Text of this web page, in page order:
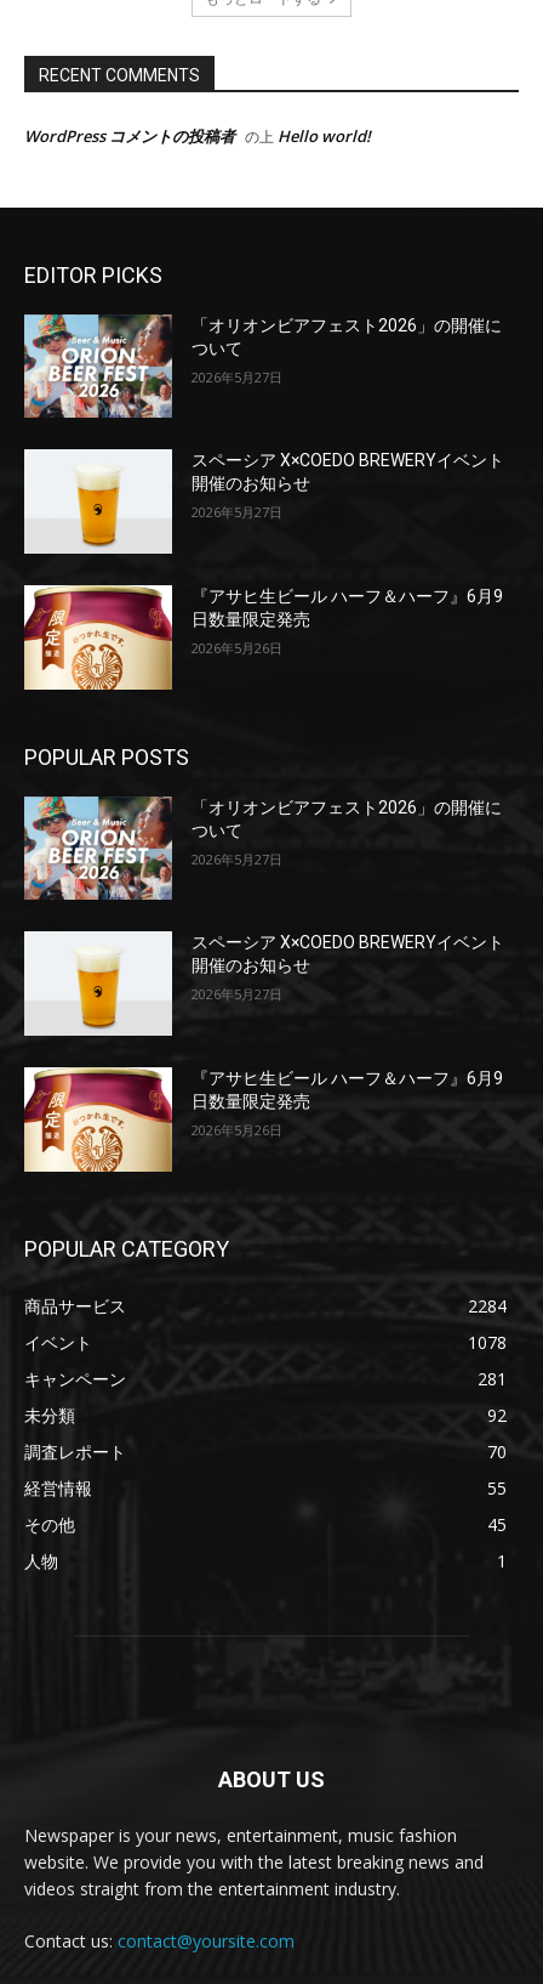
EDITOR PICKS
「オリオンビアフェスト2026」の開催に
ついて
2026年5月27日
スペーシア X×COEDO BREWERYイベント
開催のお知らせ
2026年5月27日
『アサヒ生ビール ハーフ＆ハーフ』6月9
日数量限定発売
2026年5月26日
POPULAR POSTS
「オリオンビアフェスト2026」の開催に
ついて
2026年5月27日
スペーシア X×COEDO BREWERYイベント
開催のお知らせ
2026年5月27日
『アサヒ生ビール ハーフ＆ハーフ』6月9
日数量限定発売
2026年5月26日
POPULAR CATEGORY
商品サービス
2284
イベント
1078
キャンペーン
281
未分類
92
調査レポート
70
経営情報
55
その他
45
人物
1
ABOUT US
Newspaper is your news, entertainment, music fashion
website. We provide you with the latest breaking news and
videos straight from the entertainment industry.
Contact us: contact@yoursite.com